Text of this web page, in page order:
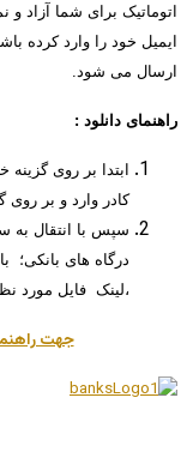
اتوماتیک برای شما آزاد
ایمیل خود را وارد کرده
ارسال می شود.
راهنمای دانلود :
ابتدا بر روی گزینه
کادر وارد و بر روی
سپس با انتقال به
درگاه های بانکی؛
،لینک فایل مورد
جهت